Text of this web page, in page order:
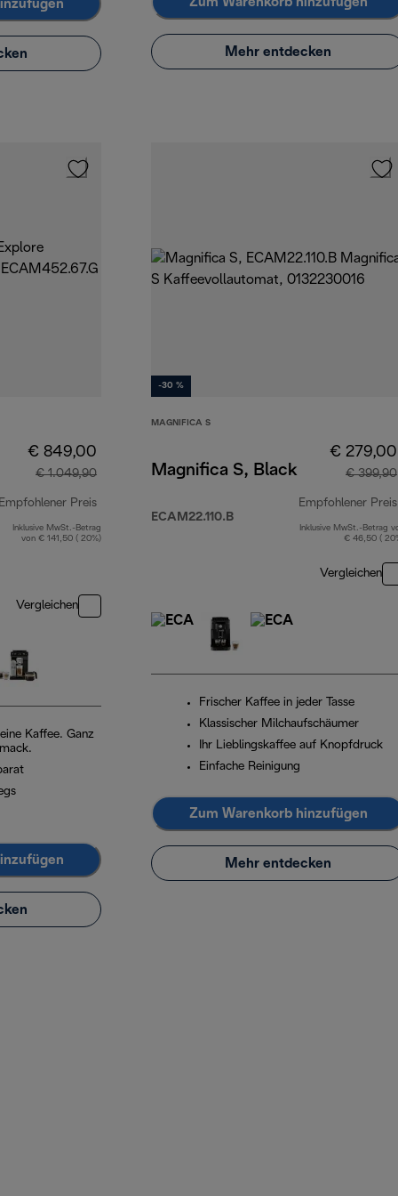
Mehr entdecken
€ 849,00
€ 1.049,90
Preis
Originalpreis € 1.049,90
Inklusive MwSt.-Betrag
von € 141,50 ( 20%)
Vergleichen
Kaffee. Ganz
-30 %
MAGNIFICA S
Magnifica S, Black
ECAM22.110.B
€ 279,00
€ 399,90
Empfohlener Preis
Inklusive MwSt.-Betrag
€ 46,50 (
Vergleichen
Frischer Kaffee in jeder Tasse
Klassischer Milchaufschäumer
Ihr Lieblingskaffee auf Knopfdruck
Einfache Reinigung
Zum Warenkorb hinzufügen
Mehr entdecken